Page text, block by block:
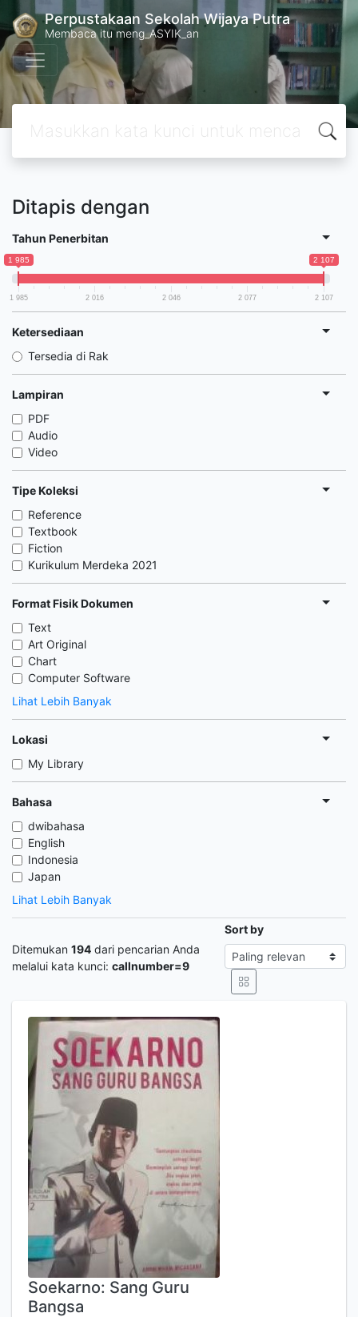
Perpustakaan Sekolah Wijaya Putra
Membaca itu meng_ASYIK_an
Ditapis dengan
Tahun Penerbitan
1 985 2 107
1 985 2 016 2 046 2 077 2 107
Ketersediaan
Tersedia di Rak
Lampiran
PDF
Audio
Video
Tipe Koleksi
Reference
Textbook
Fiction
Kurikulum Merdeka 2021
Format Fisik Dokumen
Text
Art Original
Chart
Computer Software
Lihat Lebih Banyak
Lokasi
My Library
Bahasa
dwibahasa
English
Indonesia
Japan
Lihat Lebih Banyak
Ditemukan 194 dari pencarian Anda
melalui kata kunci: callnumber=9
Sort by
Soekarno: Sang Guru
Bangsa